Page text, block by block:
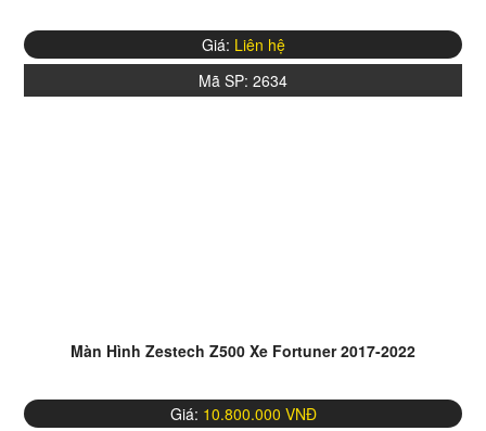
Giá: Liên hệ
Mã SP: 2634
Màn Hình Zestech Z500 Xe Fortuner 2017-2022
Giá: 10.800.000 VNĐ